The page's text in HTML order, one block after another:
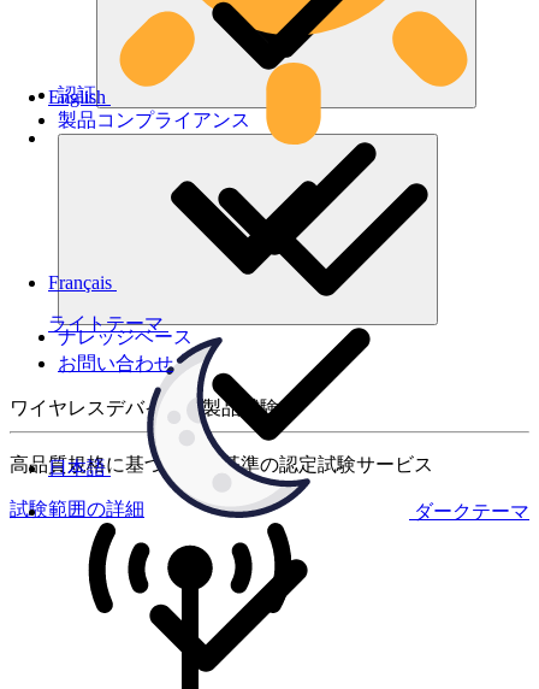
ライトテーマ
ダークテーマ
English
Français
日本語
認証
製品コンプライアンス
ナレッジベース
お問い合わせ
ワイヤレスデバイスの製品試験
高品質規格に基づく国際基準の認定試験サービス
試験範囲の詳細